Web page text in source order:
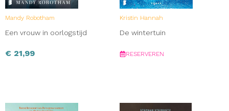
Mandy Robotham
Een vrouw in oorlogstijd
€ 21,99
Kristin Hannah
De wintertuin
RESERVEREN